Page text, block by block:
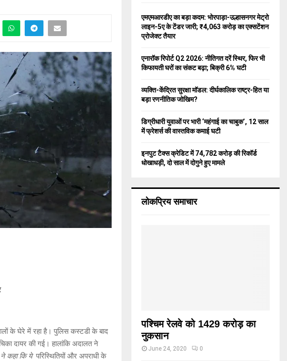
के घेरे में रहा है। पुलिस कस्टडी के बाद
दायर की गई। हालांकि अदालत ने
ने कहा कि ये परिस्थितियों और अपराधी के
o
r
:
R
एमएमआरडीए का बड़ा कदम: भोरपाड़ा-उल्हासनगर मेट्रो
लाइन-5ए के टेंडर जारी; ₹4,063 करोड़ का एक्सटेंशन
प्रोजेक्ट तैयार
एनारॉक रिपोर्ट Q2 2026: नीतिगत दरें स्थिर, फिर भी
किफायती घरों का संकट बढ़ा; बिक्री 6% घटी
व्यक्ति-केंद्रित सुरक्षा मॉडल: दीर्घकालिक राष्ट्र-हित या
बड़ा रणनीतिक जोखिम?
डिग्रीधारी युवाओं पर भारी ‘महंगाई का चाबुक’, 12 साल
में फ्रेशर्स की वास्तविक कमाई घटी
इनपुट टैक्स क्रेडिट में 74,782 करोड़ की रिकॉर्ड
धोखाधड़ी, दो साल में दोगुने हुए मामले
लोकप्रिय समाचार
पश्चिम रेलवे को 1429 करोड़ का
नुकसान
June 24, 2020 0